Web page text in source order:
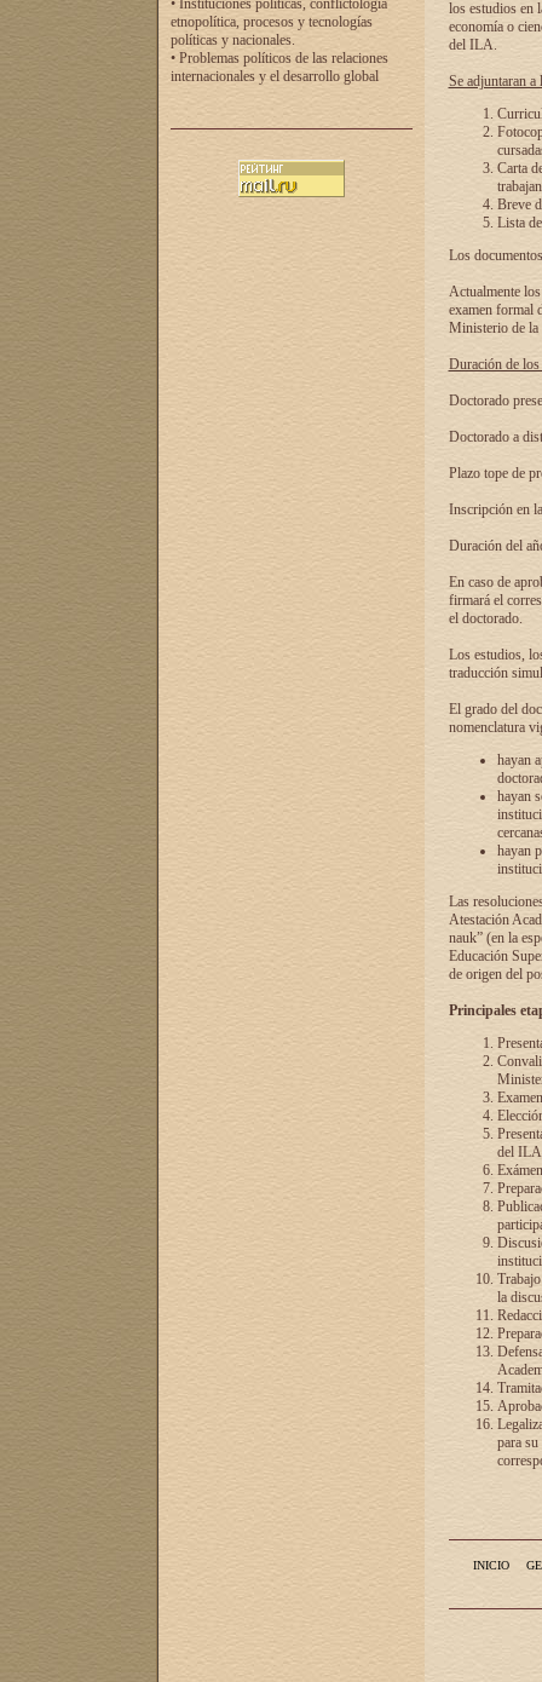
• Instituciones políticas, conflictología
etnopolítica, procesos y tecnologías
políticas y nacionales.
• Problemas políticos de las relaciones
internacionales y el desarrollo global
los estudios en
economía o
del ILA.
Se adjuntaran a
Carta
Breve
Lista
Los
Actualmente
examen formal
Ministerio de la
Duración de
Doctorado
Doctorado a
Plazo tope de
Inscripción en
Duración del
En caso de
firmará el
el doctorado.
Los estudios,
traducción
El grado del
nomenclatura
hayan
hayan
hayan
Las
Atestación
nauk” (en la
Educación
de origen del
Principales
del
la
para
INICIO